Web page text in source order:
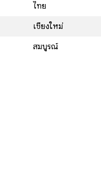
ไทย
เชียงใหม่
สมบูรณ์